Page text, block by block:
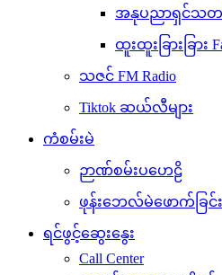
Archives များနှစ်အလိုက်
August 2026
July 2026
June 2026
April 2026
March 2026
February 2026
January 2026
December 2025
November 2025